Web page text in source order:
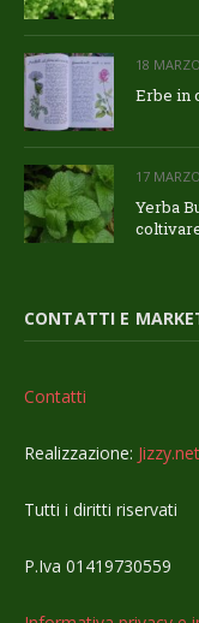
18
Erbe in
17
Yerba
CONTATTI E
Contatti
Realizzazione: Jizzy.net
Tutti i diritti riservati
P.Iva 01419730559